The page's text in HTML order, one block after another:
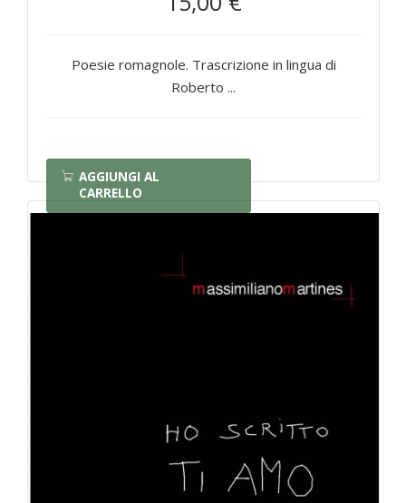
Poesie romagnole. Trascrizione in lingua di
Roberto ...
AGGIUNGI AL
CARRELLO